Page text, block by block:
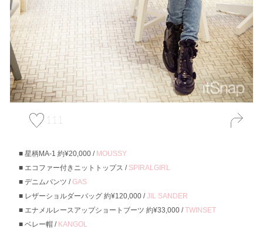
111
星柄MA-1 約¥20,000 / MOUSSY
エコファー付きニットトップス / SPIRALGIRL
デニムパンツ /GAS
レザーショルダーバッグ 約¥120,000 /JIL SANDER
エナメルレースアップショートブーツ 約¥33,000 /TWINSET
ベレー帽 / KANGOL